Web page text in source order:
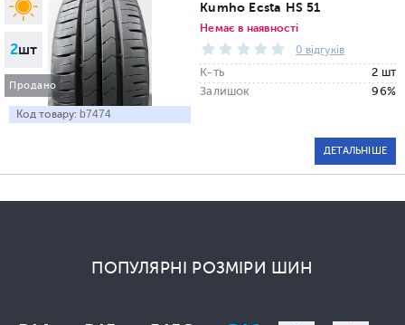
2шт
Продано
Код товару: b7474
Kumho Ecsta HS 51
Немає в наявності
0 відгуків
К-ть
2 шт
Залишок
96%
ДЕТАЛЬНІШЕ
ПОПУЛЯРНІ РОЗМІРИ ШИН